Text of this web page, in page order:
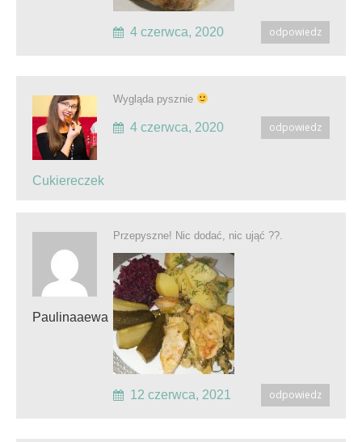
odpowiedz
4 czerwca, 2020
Cukiereczek
Wygląda pysznie
odpowiedz
4 czerwca, 2020
Paulinaaewa
Przepyszne! Nic dodać, nic ująć ??.
odpowiedz
12 czerwca, 2021